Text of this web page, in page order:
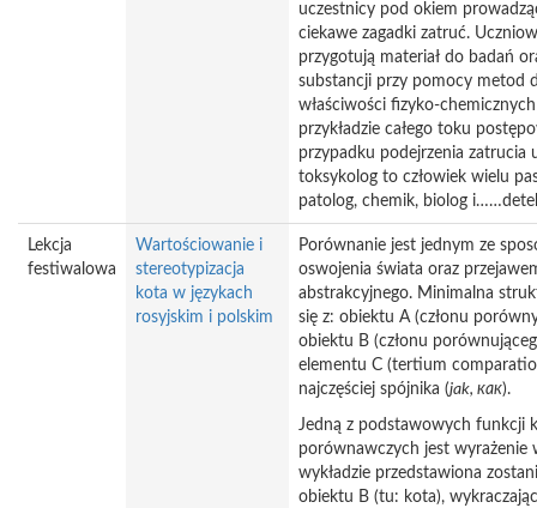
uczestnicy pod okiem
ciekawe zagadki zatruć.
przygotują materiał do badań
substancji przy pomocy metod
właściwości fizyko-
przykładzie całego toku
przypadku podejrzenia zatrucia
toksykolog to człowiek wielu
patolog, chemik, biolog
Lekcja
festiwalowa
Wartościowanie i
stereotypizacja
kota w językach
rosyjskim i polskim
Porównanie jest jednym ze
oswojenia świata oraz
abstrakcyjnego. Minimalna
się z: obiektu A (członu
obiektu B (członu
elementu C (tertium
najczęściej spójnika (jak, как).
Jedną z podstawowych funkcji
porównawczych jest wyrażenie
wykładzie przedstawiona
obiektu B (tu: kota),